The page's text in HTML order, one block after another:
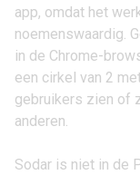
app, omdat het
noemenswaardig.
in de Chrome-
een cirkel van 2
gebruikers zien of
anderen.
Sodar is niet in de